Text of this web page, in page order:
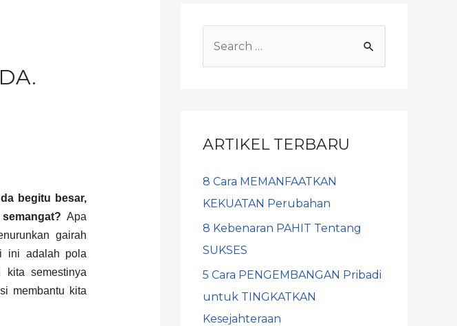
begitu besar,
Apa
gairah
ini adalah pola
kita semestinya
membantu kita
ARTIKEL TERBARU
8 Cara MEMANFAATKAN
KEKUATAN Perubahan
8 Kebenaran PAHIT Tentang
SUKSES
5 Cara PENGEMBANGAN Pribadi
untuk TINGKATKAN
Kesejahteraan